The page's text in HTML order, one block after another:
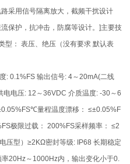
采用信号隔离放大，截频干扰设计
保护，抗冲击，防腐等设计。]主要技
型： 表压、绝压（没有要求 默认表
: 0.1%FS 输出信号: 4～20mA(二线
电压: 12～36VDC 介质温度: -30～6
量程温度漂移： ≤±0.05%F
极限过载： 200%FS采样频率： ≤2
压型）≥2KΩ密封等级: IP68 长期稳定
20Hz～1000Hz内，输出变化小于0.